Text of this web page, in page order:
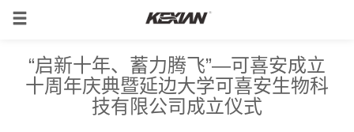
“启新十年、蓄力腾飞”—可喜安成立
十周年庆典暨延边大学可喜安生物科
技有限公司成立仪式